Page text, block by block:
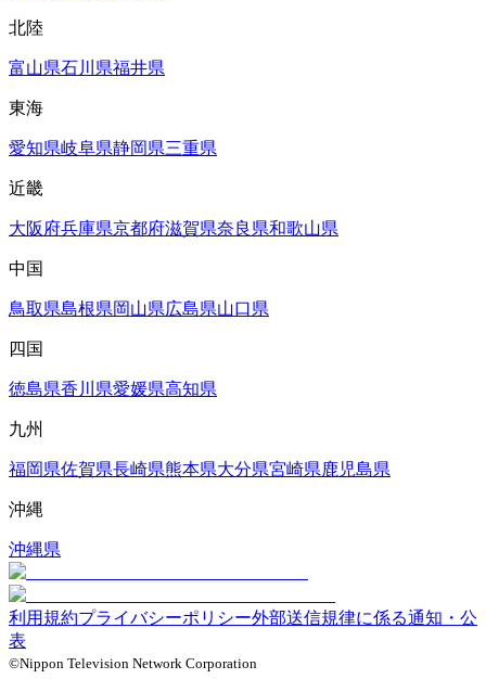
北陸
富山県石川県福井県
東海
愛知県岐阜県静岡県三重県
近畿
大阪府兵庫県京都府滋賀県奈良県和歌山県
中国
鳥取県島根県岡山県広島県山口県
四国
徳島県香川県愛媛県高知県
九州
福岡県佐賀県長崎県熊本県大分県宮崎県鹿児島県
沖縄
沖縄県
利用規約プライバシーポリシー外部送信規律に係る通知・公
表
©Nippon Television Network Corporation